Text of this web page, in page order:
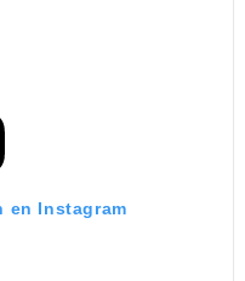
en Instagram